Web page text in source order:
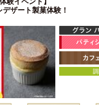
ザート製菓体験！